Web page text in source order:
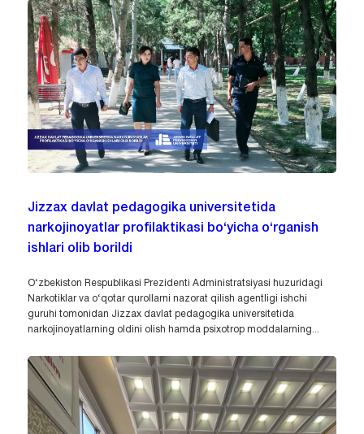
Jizzax davlat pedagogika universitetida
narkojinoyatlar profilaktikasi bo‘yicha o‘rganish
ishlari olib borildi
O‘zbekiston Respublikasi Prezidenti Administratsiyasi huzuridagi
Narkotiklar va o‘qotar qurollarni nazorat qilish agentligi ishchi
guruhi tomonidan Jizzax davlat pedagogika universitetida
narkojinoyatlarning oldini olish hamda psixotrop moddalarning...